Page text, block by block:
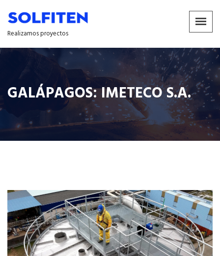
Realizamos proyectos
GALÁPAGOS: IMETECO S.A.